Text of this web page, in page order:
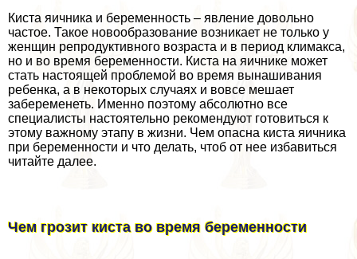
Киста яичника и беременность – явление довольно
частое. Такое новообразование возникает не только у
женщин репродуктивного возраста и в период климaкcа,
но и во время беременности. Киста на яичнике может
стать настоящей проблемой во время вынашивания
ребенка, а в некоторых случаях и вовсе мешает
забеременеть. Именно поэтому абсолютно все
специалисты настоятельно рекомендуют готовиться к
этому важному этапу в жизни. Чем опасна киста яичника
при беременности и что делать, чтоб от нее избавиться
читайте далее.
Чем грозит киста во время беременности